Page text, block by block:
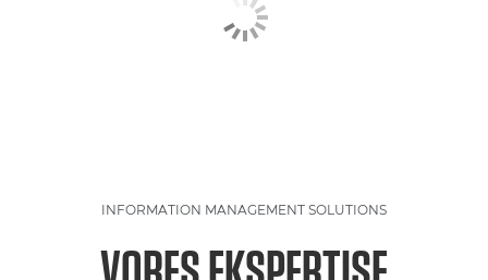
INFORMATION MANAGEMENT SOLUTIONS